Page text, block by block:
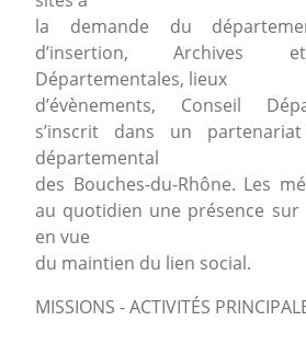
la demande du
d’insertion, Archives
Départementales, lieux
d’évènements, Conseil
s’inscrit dans un
départemental
des Bouches-du-Rhône. Les
au quotidien une présence
en vue
du maintien du lien social.
MISSIONS - ACTIVITÉS